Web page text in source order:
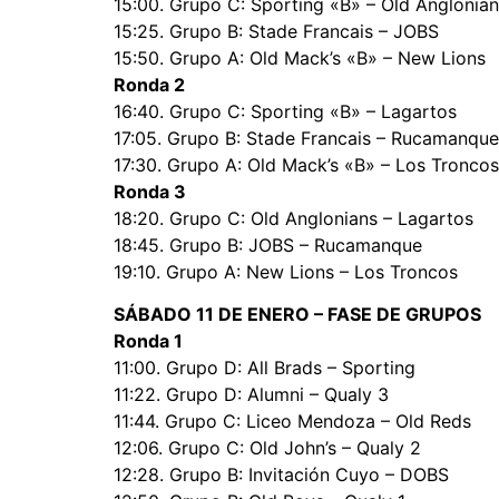
15:25. Grupo B: Stade Francais – JOBS
15:50. Grupo A: Old Mack’s «B» – New Lions
Ronda 2
16:40. Grupo C: Sporting «B» – Lagartos
17:05. Grupo B: Stade Francais – Rucamanque
17:30. Grupo A: Old Mack’s «B» – Los Troncos
Ronda 3
18:20. Grupo C: Old Anglonians – Lagartos
18:45. Grupo B: JOBS – Rucamanque
19:10. Grupo A: New Lions – Los Troncos
SÁBADO 11 DE ENERO – FASE DE GRUPOS
Ronda 1
11:00. Grupo D: All Brads – Sporting
11:22. Grupo D: Alumni – Qualy 3
11:44. Grupo C: Liceo Mendoza – Old Reds
12:06. Grupo C: Old John’s – Qualy 2
12:28. Grupo B: Invitación Cuyo – DOBS